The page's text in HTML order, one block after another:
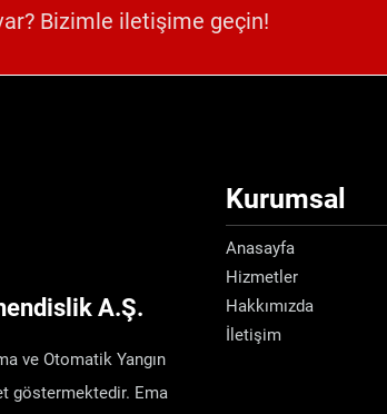
Bizimle iletişime geçin!
A.Ş.
ve Otomatik Yangın
göstermektedir. Ema
Kurumsal
Anasayfa
Hizmetler
Hakkımızda
İletişim